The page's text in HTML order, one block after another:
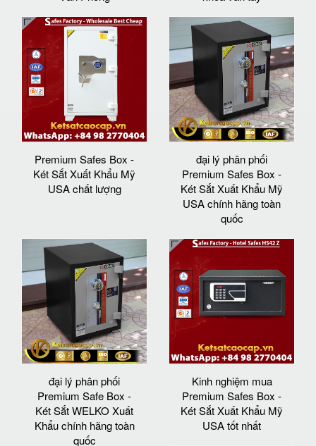
Premium Safes Box -
Két Sắt Xuất Khẩu Mỹ
USA chất lượng
đại lý phân phối
Premium Safes Box -
Két Sắt Xuất Khẩu Mỹ
USA chính hãng toàn
quốc
đại lý phân phối
Premium Safe Box -
Két Sắt WELKO Xuất
Khẩu chính hãng toàn
quốc
Kinh nghiệm mua
Premium Safes Box -
Két Sắt Xuất Khẩu Mỹ
USA tốt nhất